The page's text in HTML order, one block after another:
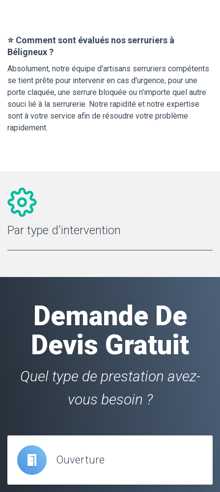
⭐ Comment sont évalués nos serruriers à
Béligneux ?
Absolument, notre équipe d'artisans serruriers compétents
se tient prête pour intervenir en cas d'urgence, pour une
porte claquée, une serrure bloquée ou n'importe quel autre
souci lié à la serrurerie. Notre rapidité et notre expertise
sont à votre service afin de résoudre votre problème
rapidement.
Par type d'intervention
Demande De
Devis Gratuit
Quel type de prestation avez-
vous besoin ?
Ouverture